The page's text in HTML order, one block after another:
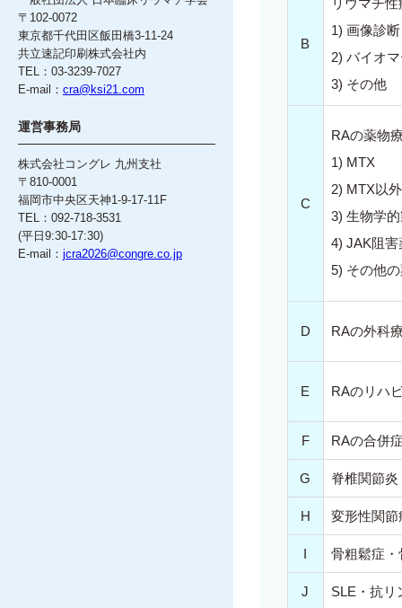
〒102-0072
東京都千代田区飯田橋3-11-24
共立速記印刷株式会社内
TEL：03-3239-7027
E-mail： cra@ksi21.com
運営事務局
株式会社コングレ 九州支社
〒810-0001
福岡市中央区天神1-9-17-11F
TEL：092-718-3531
(平日9:30-17:30)
E-mail： jcra2026@congre.co.jp
B
リウマチ
1) 画像診
2) バイオ
3) その他
C
RAの薬物
1) MTX
2) MTX以
3) 生物学
4) JAK阻
5) その他
D RAの外科
E RAのリハ
F RAの合併
G 脊椎関節炎
H 変形性関節
I 骨粗鬆症・
J SLE・抗リ